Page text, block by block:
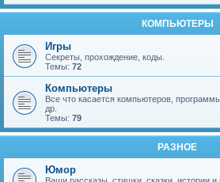
КОМПЬЮТЕРЫ
Игры
Секреты, прохождение, коды.
Темы: 72
Компьютеры
Все что касается компьютеров,
др.
Темы: 79
РАЗНОЕ
Юмор